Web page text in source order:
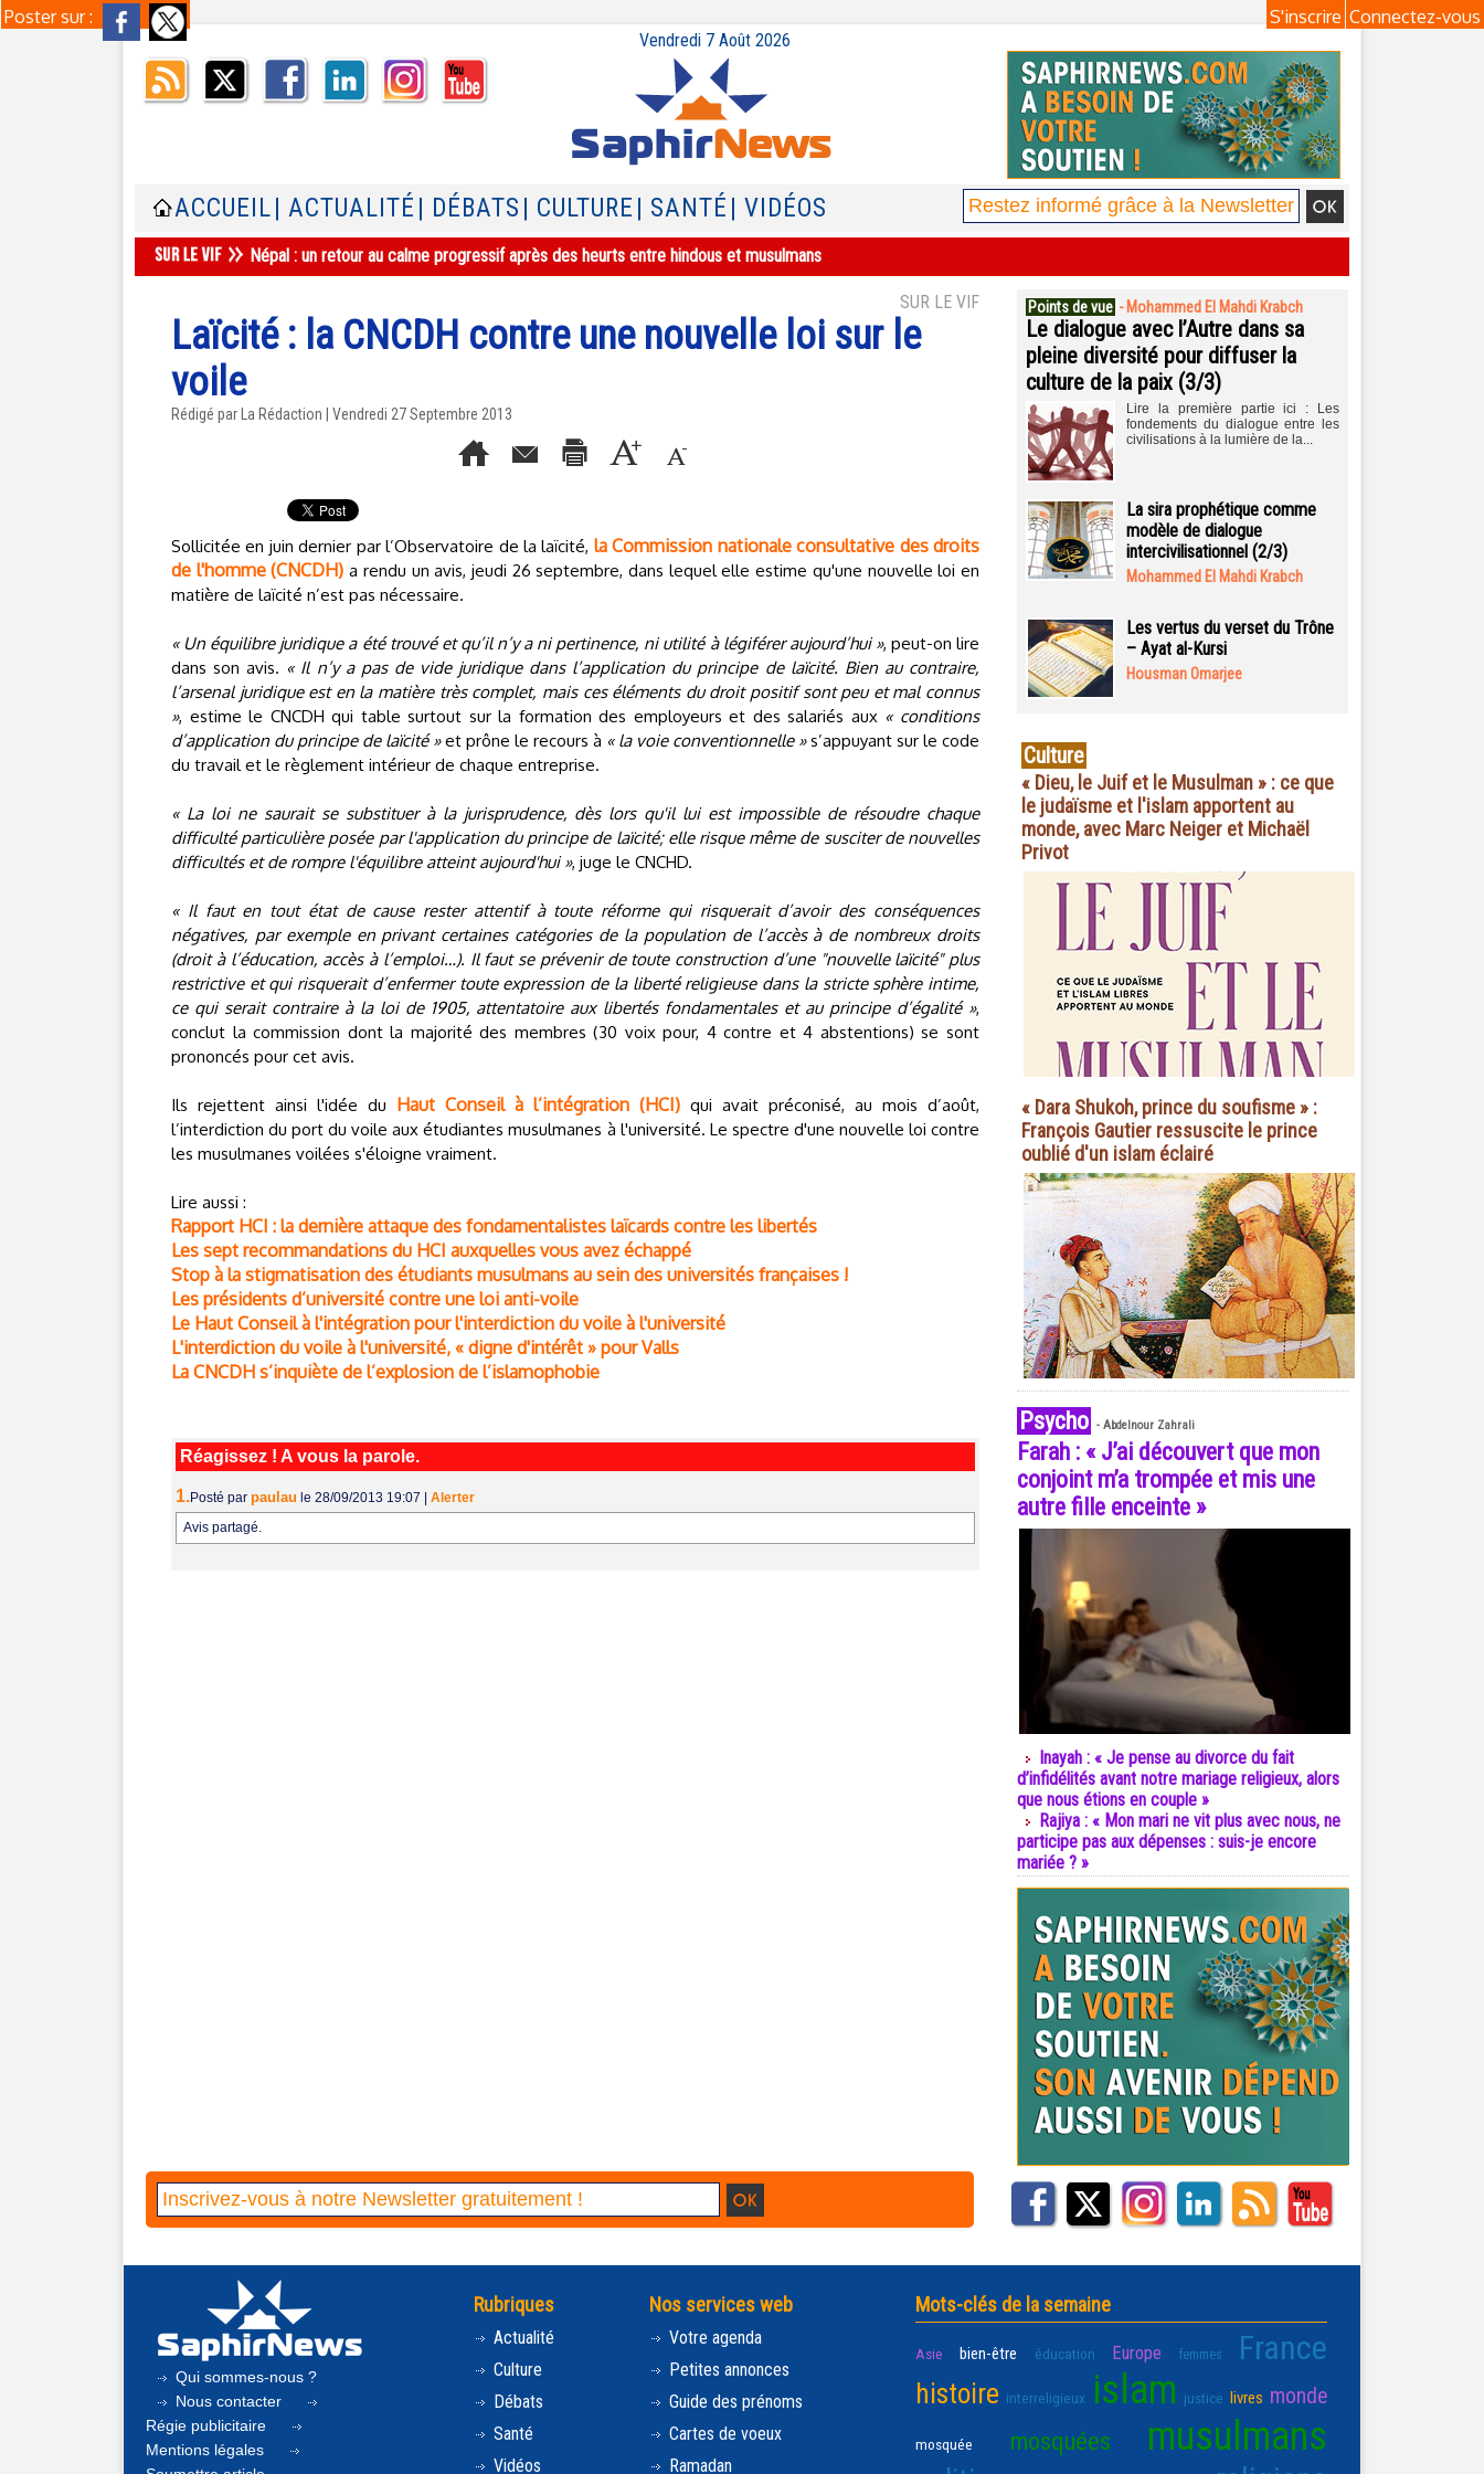
Poster sur : Connectez-vous
S'inscrire
Vendredi 7 Août 2026
ACCUEIL | ACTUALITÉ | DÉBATS | CULTURE | SANTÉ | VIDÉOS
Népal : un retour au calme progressif après des heurts entre hindous et musulmans
SUR LE VIF
Laïcité : la CNCDH contre une nouvelle loi sur le
voile
Rédigé par La Rédaction | Vendredi 27 Septembre 2013
Sollicitée en juin dernier par l’Observatoire de la laïcité, la Commission nationale consultative des droits
de l'homme (CNCDH) a rendu un avis, jeudi 26 septembre, dans lequel elle estime qu'une nouvelle loi en
matière de laïcité n’est pas nécessaire.
« Un équilibre juridique a été trouvé et qu’il n’y a ni pertinence, ni utilité à légiférer aujourd’hui », peut-on lire
dans son avis. « Il n’y a pas de vide juridique dans l’application du principe de laïcité. Bien au contraire,
l’arsenal juridique est en la matière très complet, mais ces éléments du droit positif sont peu et mal connus
», estime le CNCDH qui table surtout sur la formation des employeurs et des salariés aux « conditions
d’application du principe de laïcité »et prône le recours à « la voie conventionnelle »s’appuyant sur le code
du travail et le règlement intérieur de chaque entreprise.
« La loi ne saurait se substituer à la jurisprudence, dès lors qu'il lui est impossible de résoudre chaque
difficulté particulière posée par l'application du principe de laïcité; elle risque même de susciter de nouvelles
difficultés et de rompre l'équilibre atteint aujourd'hui », juge le CNCHD.
« Il faut en tout état de cause rester attentif à toute réforme qui risquerait d’avoir des conséquences
négatives, par exemple en privant certaines catégories de la population de l’accès à de nombreux droits
(droit à l’éducation, accès à l’emploi…). Il faut se prévenir de toute construction d’une "nouvelle laïcité" plus
restrictive et qui risquerait d’enfermer toute expression de la liberté religieuse dans la stricte sphère intime,
ce qui serait contraire à la loi de 1905, attentatoire aux libertés fondamentales et au principe d’égalité »,
conclut la commission dont la majorité des membres (30 voix pour, 4 contre et 4 abstentions) se sont
prononcés pour cet avis.
Ils rejettent ainsi l'idée du Haut Conseil à l’intégration (HCI) qui avait préconisé, au mois d’août,
l’interdiction du port du voile aux étudiantes musulmanes à l'université. Le spectre d'une nouvelle loi contre
les musulmanes voilées s'éloigne vraiment.
Lire aussi :
Rapport HCI : la dernière attaque des fondamentalistes laïcards contre les libertés
Les sept recommandations du HCI auxquelles vous avez échappé
Stop à la stigmatisation des étudiants musulmans au sein des universités françaises !
Les présidents d’université contre une loi anti-voile
Le Haut Conseil à l'intégration pour l'interdiction du voile à l'université
L'interdiction du voile à l'université, « digne d'intérêt » pour Valls
La CNCDH s’inquiète de l’explosion de l’islamophobie
Réagissez ! A vous la parole.
1.Posté par paulau le 28/09/2013 19:07
Alerter
Avis partagé.
Points de vue - Mohammed El Mahdi Krabch
Le dialogue avec l’Autre dans sa
pleine diversité pour diffuser la
culture de la paix (3/3)
Lire la première partie ici : Les
fondements du dialogue entre les
civilisations à la lumière de la...
La sira prophétique comme
modèle de dialogue
intercivilisationnel (2/3)
Mohammed El Mahdi Krabch
Les vertus du verset du Trône
– Ayat al-Kursi
Housman Omarjee
Culture
« Dieu, le Juif et le Musulman » : ce que
le judaïsme et l'islam apportent au
monde, avec Marc Neiger et Michaël
Privot
« Dara Shukoh, prince du soufisme » :
François Gautier ressuscite le prince
oublié d'un islam éclairé
Psycho - Abdelnour Zahrali
Farah : « J’ai découvert que mon
conjoint m’a trompée et mis une
autre fille enceinte »
Inayah : « Je pense au divorce du fait
d’infidélités avant notre mariage religieux, alors
que nous étions en couple »
Rajiya : « Mon mari ne vit plus avec nous, ne
participe pas aux dépenses : suis-je encore
mariée ? »
Qui sommes-nous ?
Nous contacter
Régie publicitaire
Mentions légales
Rubriques
Actualité
Culture
Débats
Santé
Vidéos
Nos services web
Votre agenda
Petites annonces
Guide des prénoms
Cartes de voeux
Ramadan
Mots-clés de la semaine
Asie bien-être éducation Europe femmes France
histoire interreligieux islam justice livres monde
mosquée mosquées musulmans